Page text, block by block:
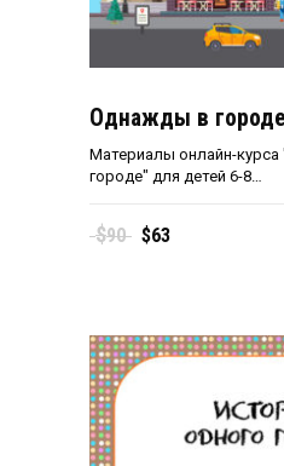
Однажды в городе
Материалы онлайн-
городе" для детей 6-8…
$90 $63Текущая